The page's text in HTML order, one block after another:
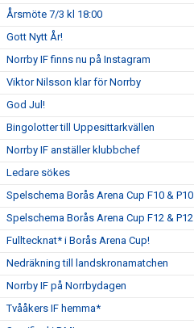
Årsmöte 7/3 kl 18:00
Gott Nytt År!
Norrby IF finns nu på Instagram
Viktor Nilsson klar för Norrby
God Jul!
Bingolotter till Uppesittarkvällen
Norrby IF anställer klubbchef
Ledare sökes
Spelschema Borås Arena Cup F10 & P10
Spelschema Borås Arena Cup F12 & P12
Fulltecknat* i Borås Arena Cup!
Nedräkning till landskronamatchen
Norrby IF på Norrbydagen
Tvååkers IF hemma*